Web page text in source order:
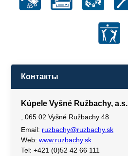
Контакты
Kúpele Vyšné Ružbachy, a.s.
, 065 02 Vyšné Ružbachy 48
Email: ruzbachy@ruzbachy.sk
Web: www.ruzbachy.sk
Tel: +421 (0)52 42 66 111